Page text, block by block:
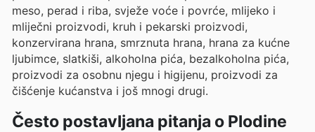
meso, perad i riba, svježe voće i povrće, mlijeko i
mliječni proizvodi, kruh i pekarski proizvodi,
konzervirana hrana, smrznuta hrana, hrana za kućne
ljubimce, slatkiši, alkoholna pića, bezalkoholna pića,
proizvodi za osobnu njegu i higijenu, proizvodi za
čišćenje kućanstva i još mnogi drugi.
Često postavljana pitanja o Plodine